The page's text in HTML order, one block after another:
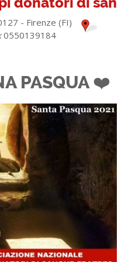
- Firenze (FI)
0550139184
PASQUA ❤️